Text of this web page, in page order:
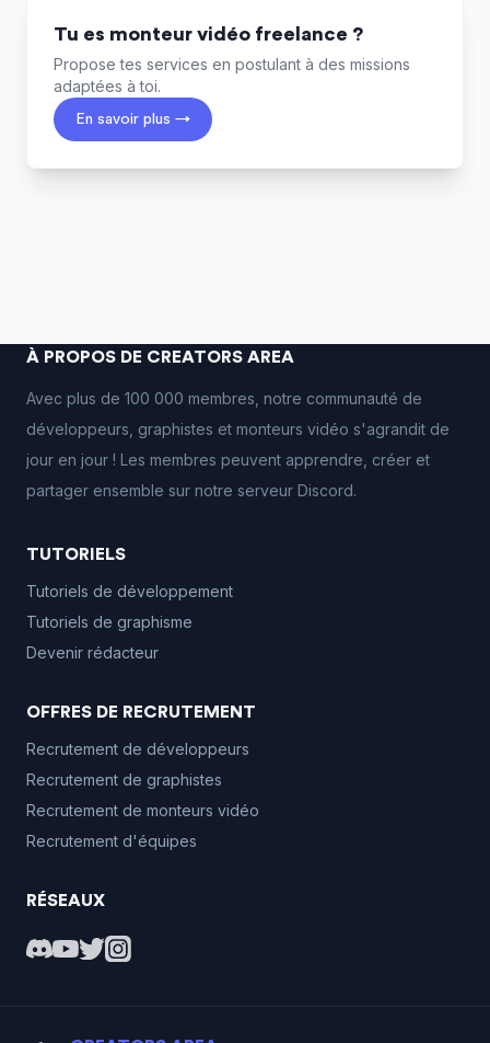
Tu es monteur vidéo freelance ?
Propose tes services en postulant à des missions
adaptées à toi.
En savoir plus →
À PROPOS DE CREATORS AREA
Avec plus de 100 000 membres, notre communauté de
développeurs, graphistes et monteurs vidéo s'agrandit de
jour en jour ! Les membres peuvent apprendre, créer et
partager ensemble sur notre serveur Discord.
TUTORIELS
Tutoriels de développement
Tutoriels de graphisme
Devenir rédacteur
OFFRES DE RECRUTEMENT
Recrutement de développeurs
Recrutement de graphistes
Recrutement de monteurs vidéo
Recrutement d'équipes
RÉSEAUX